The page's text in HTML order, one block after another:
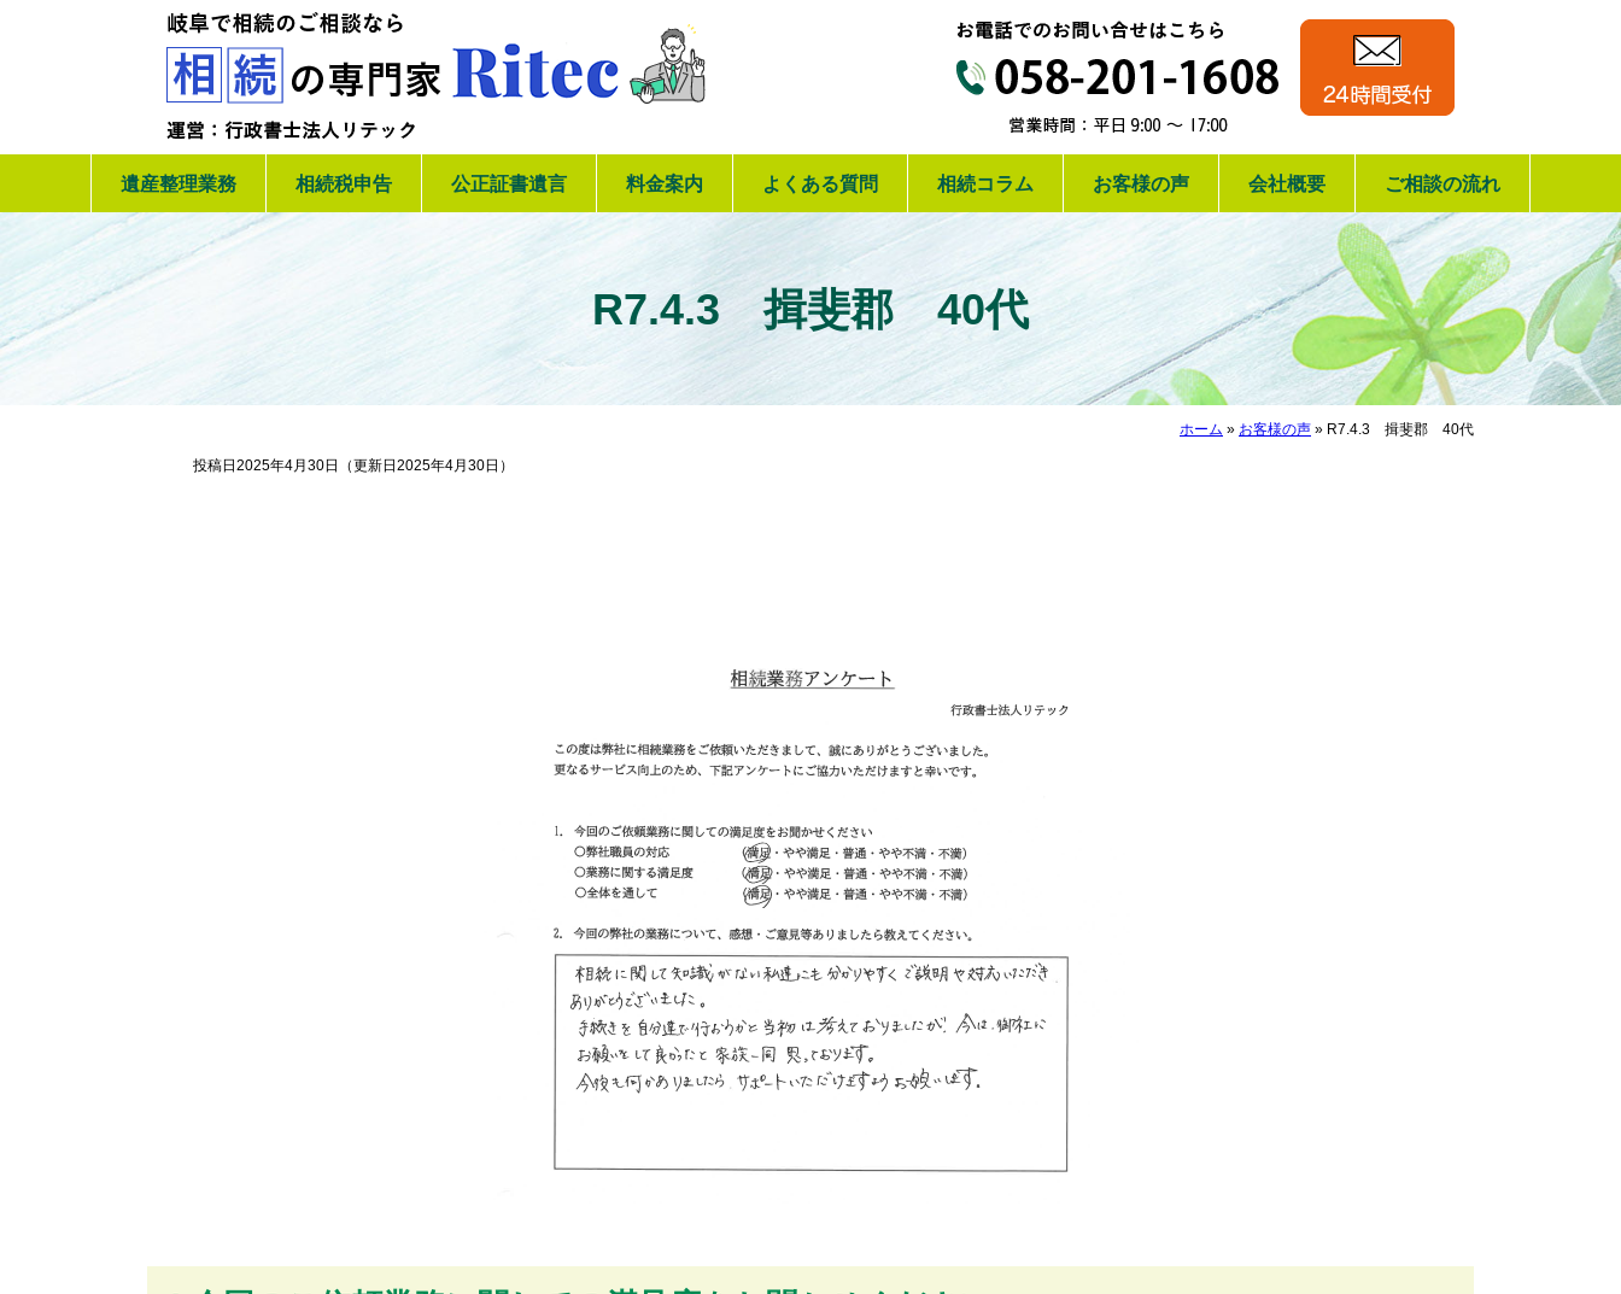
遺産整理業務 相続税申告 公正証書遺言 料金案内 よくある質問 相続コラム お客様の声 会社概要 ご相談の流れ
R7.4.3 揖斐郡 40代
ホーム » お客様の声 » R7.4.3 揖斐郡 40代
投稿日2025年4月30日 （更新日2025年4月30日）